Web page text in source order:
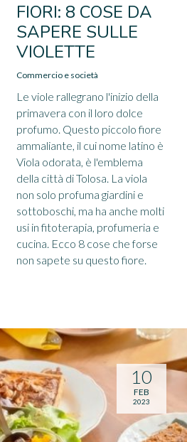
FIORI: 8 COSE DA
SAPERE SULLE
VIOLETTE
Commercio e società
Le viole rallegrano l'inizio della
primavera con il loro dolce
profumo. Questo piccolo fiore
ammaliante, il cui nome latino è
Viola odorata, è l'emblema
della città di Tolosa. La viola
non solo profuma giardini e
sottoboschi, ma ha anche molti
usi in fitoterapia, profumeria e
cucina. Ecco 8 cose che forse
non sapete su questo fiore.
10
FEB
2023